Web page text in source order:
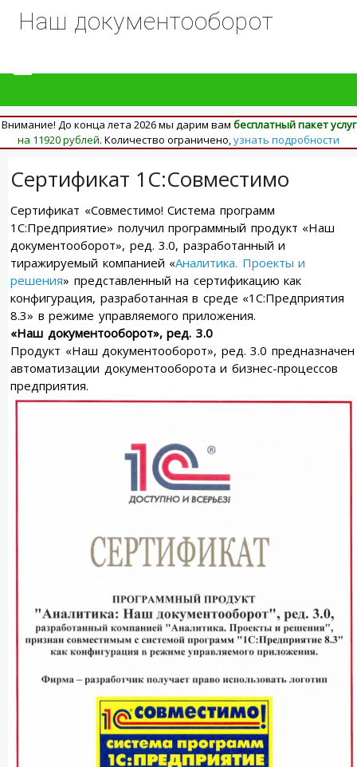
Наш документооборот
Внимание! До конца лета 2026 мы дарим вам бесплатный пакет услуг
на 11920 рублей. Количество ограничено,узнать подробности
Сертификат 1С:Совместимо
Сертификат «Совместимо! Система программ
1С:Предприятие» получил программный продукт «Наш
документооборот», ред. 3.0, разработанный и
тиражируемый компанией «Аналитика. Проекты и
решения» представленный на сертификацию как
конфигурация, разработанная в среде «1С:Предприятия
8.3» в режиме управляемого приложения.
«Наш документооборот», ред. 3.0
Продукт «Наш документооборот», ред. 3.0 предназначен
автоматизации документооборота и бизнес-процессов
предприятия.